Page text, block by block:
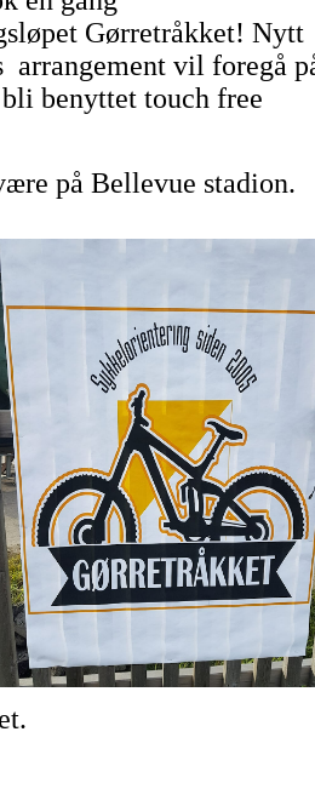
Gørretråkket! Nytt
arrangement vil foregå
benyttet touch free
på Bellevue